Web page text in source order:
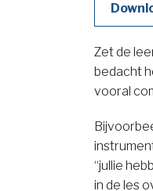
Zet de
bedacht
vooral
“jullie
in de les